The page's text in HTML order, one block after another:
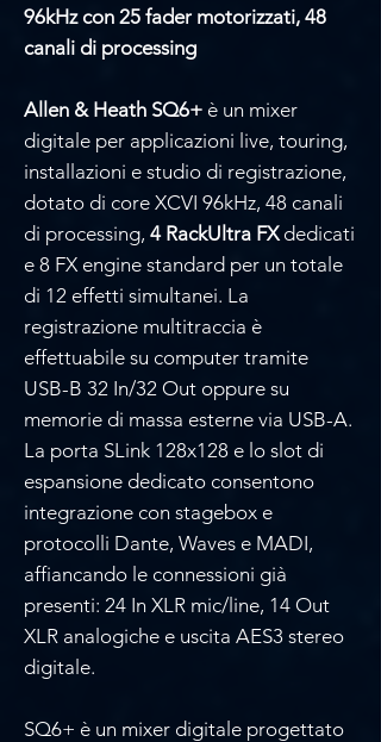
96kHz con 25 fader motorizzati, 48
canali di processing
Allen & Heath SQ6+ è un mixer
digitale per applicazioni live, touring,
installazioni e studio di registrazione,
dotato di core XCVI 96kHz, 48 canali
di processing, 4 RackUltra FXdedicati
e 8 FX engine standard per un totale
di 12 effetti simultanei. La
registrazione multitraccia è
effettuabile su computer tramite
USB-B 32 In/32 Out oppure su
memorie di massa esterne via USB-A.
La porta SLink 128x128 e lo slot di
espansione dedicato consentono
integrazione con stagebox e
protocolli Dante, Waves e MADI,
affiancando le connessioni già
presenti: 24 In XLR mic/line, 14 Out
XLR analogiche e uscita AES3 stereo
digitale.
SQ6+ è un mixer digitale progettato